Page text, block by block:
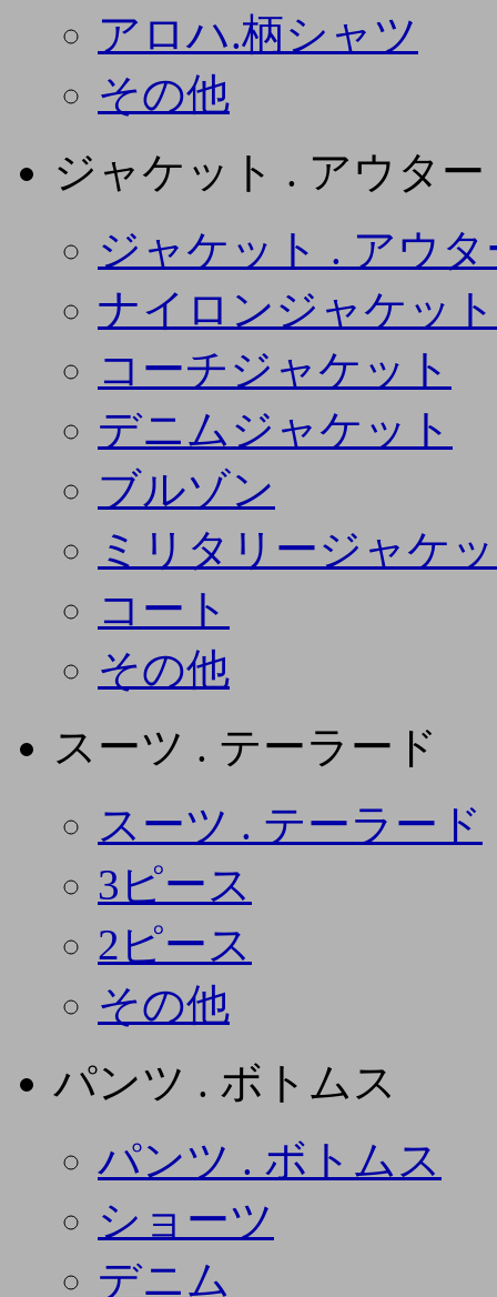
アロハ.柄シャツ
その他
ジャケット . アウター
ジャケット . アウタ
ナイロンジャケット
コーチジャケット
デニムジャケット
ブルゾン
ミリタリージャケ
コート
その他
スーツ . テーラード
スーツ . テーラード
3ピース
2ピース
その他
パンツ . ボトムス
パンツ . ボトムス
ショーツ
デニム